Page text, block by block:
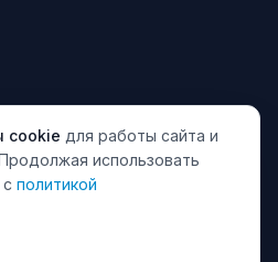
Все права защищены.
ИНН 510107251374
cookie для работы сайта и
использовать
политикой